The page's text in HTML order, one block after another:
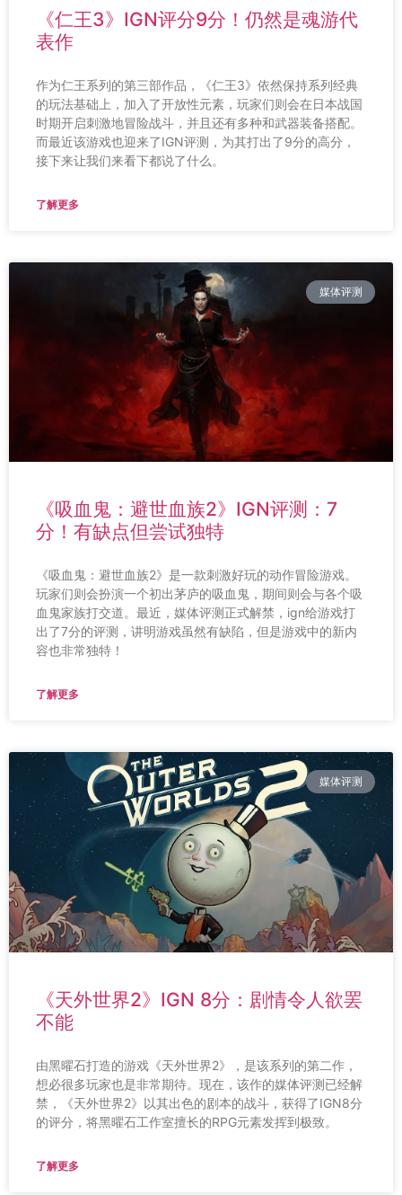
《仁王3》IGN评分9分！仍然是魂游代
表作
作为仁王系列的第三部作品，《仁王3》依然保持系列经典
的玩法基础上，加入了开放性元素，玩家们则会在日本战国
时期开启刺激地冒险战斗，并且还有多种和武器装备搭配。
而最近该游戏也迎来了IGN评测，为其打出了9分的高分，
接下来让我们来看下都说了什么。
了解更多
媒体评测
《吸血鬼：避世血族2》IGN评测：7
分！有缺点但尝试独特
《吸血鬼：避世血族2》是一款刺激好玩的动作冒险游戏。
玩家们则会扮演一个初出茅庐的吸血鬼，期间则会与各个吸
血鬼家族打交道。最近，媒体评测正式解禁，ign给游戏打
出了7分的评测，讲明游戏虽然有缺陷，但是游戏中的新内
容也非常独特！
了解更多
媒体评测
《天外世界2》IGN 8分：剧情令人欲罢
不能
由黑曜石打造的游戏《天外世界2》，是该系列的第二作，
想必很多玩家也是非常期待。现在，该作的媒体评测已经解
禁，《天外世界2》以其出色的剧本的战斗，获得了IGN8分
的评分，将黑曜石工作室擅长的RPG元素发挥到极致。
了解更多